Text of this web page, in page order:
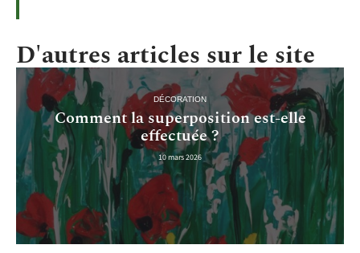
D'autres articles sur le site
DÉCORATION
Comment la superposition est-elle
effectuée ?
10 mars 2026